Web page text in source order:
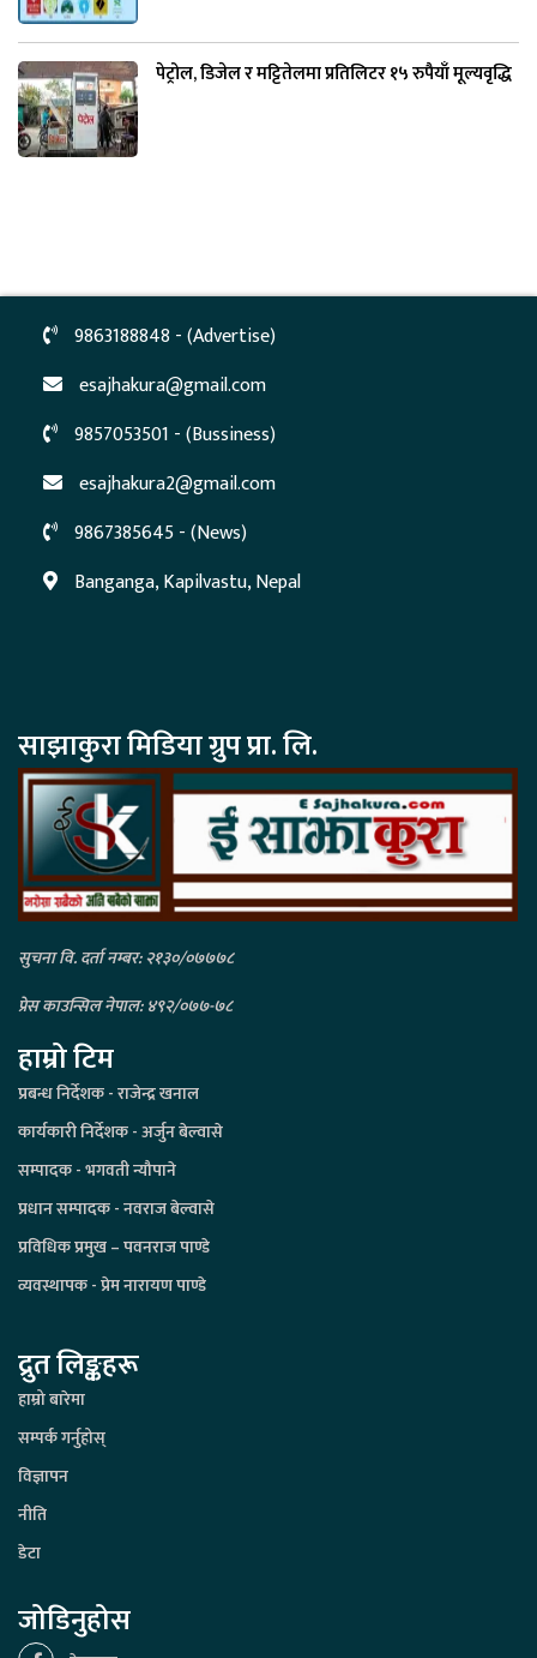
पेट्रोल, डिजेल र मट्टितेलमा प्रतिलिटर १५ रुपैयाँ मूल्यवृद्धि
9863188848 - (Advertise)
esajhakura@gmail.com
9857053501 - (Bussiness)
esajhakura2@gmail.com
9867385645 - (News)
Banganga, Kapilvastu, Nepal
साझाकुरा मिडिया ग्रुप प्रा. लि.
सुचना वि. दर्ता नम्बर: २१३०/०७७७८
प्रेस काउन्सिल नेपाल: ४९२/०७७-७८
हाम्रो टिम
प्रबन्ध निर्देशक - राजेन्द्र खनाल
कार्यकारी निर्देशक - अर्जुन बेल्वासे
सम्पादक - भगवती न्यौपाने
प्रधान सम्पादक - नवराज बेल्वासे
प्रविधिक प्रमुख – पवनराज पाण्डे
व्यवस्थापक - प्रेम नारायण पाण्डे
द्रुत लिङ्कहरू
हाम्रो बारेमा
सम्पर्क गर्नुहोस्
विज्ञापन
नीति
डेटा
जोडिनुहोस